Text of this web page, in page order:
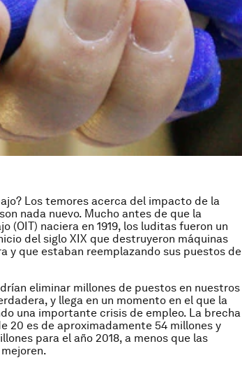
Los temores acerca del impacto de la
nada nuevo. Mucho antes de que la
(OIT) naciera en 1919, los luditas fueron un
del siglo XIX que destruyeron máquinas
y que estaban reemplazando sus puestos de
eliminar millones de puestos en nuestros
y llega en un momento en el que la
una importante crisis de empleo. La brecha
20 es de aproximadamente 54 millones y
para el año 2018, a menos que las